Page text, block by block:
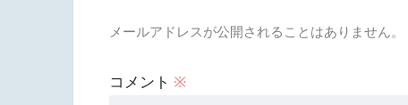
メールアドレスが公開されることはありません。
コメント ※